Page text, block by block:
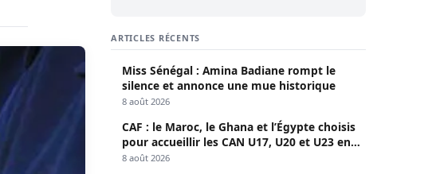
ARTICLES RÉCENTS
Miss Sénégal : Amina Badiane rompt le
silence et annonce une mue historique
8 août 2026
CAF : le Maroc, le Ghana et l’Égypte choisis
pour accueillir les CAN U17, U20 et U23 en
2027
8 août 2026